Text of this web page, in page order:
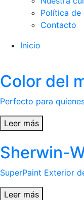
Política de
Contacto
Inicio
Color del
Perfecto para
Leer más
Sherwin-
SuperPaint Exterior
Leer más